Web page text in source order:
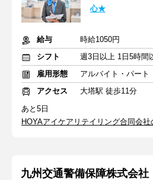
心★
給与
時給1050円
シフト
週3日以上 1日5時間
雇用形態
アルバイト・パート
アクセス
大塔駅 徒歩11分
あと5日
HOYAアイケアリテイリング合同会
九州交通警備保障株式会社